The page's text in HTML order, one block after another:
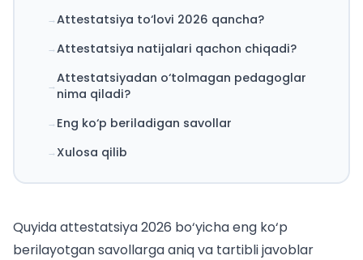
Attestatsiya to‘lovi 2026 qancha?
Attestatsiya natijalari qachon chiqadi?
Attestatsiyadan o‘tolmagan pedagoglar
nima qiladi?
Eng ko‘p beriladigan savollar
Xulosa qilib
Quyida attestatsiya 2026 bo‘yicha eng ko‘p
berilayotgan savollarga aniq va tartibli javoblar